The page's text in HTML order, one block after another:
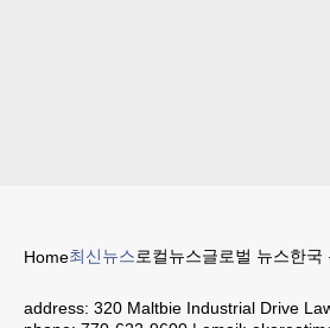
Home최신뉴스로컬뉴스글로벌 뉴스한국
address: 320 Maltbie Industrial Drive